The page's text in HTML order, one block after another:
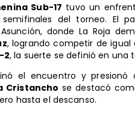
Sub-17 tuvo un
del torneo. El
donde La Roja
, logrando competir de igual
2, la suerte se definió en una
el encuentro y
Cristancho se destacó
hasta el descanso.